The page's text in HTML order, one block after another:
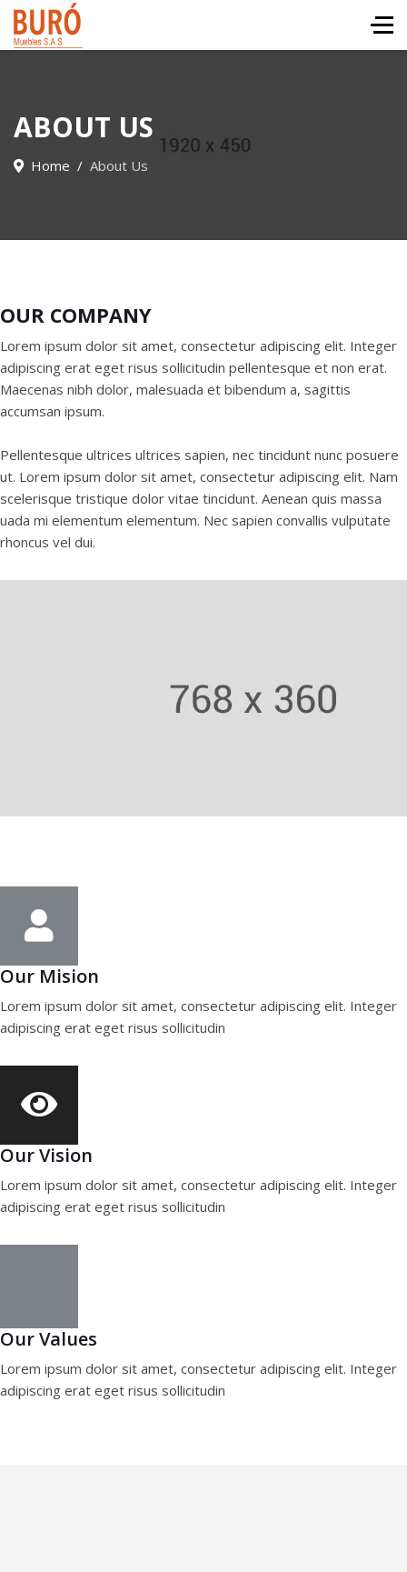
ABOUT US
Home About Us
OUR COMPANY
Lorem ipsum dolor sit amet, consectetur adipiscing elit. Integer
adipiscing erat eget risus sollicitudin pellentesque et non erat.
Maecenas nibh dolor, malesuada et bibendum a, sagittis
accumsan ipsum.
Pellentesque ultrices ultrices sapien, nec tincidunt nunc posuere
ut. Lorem ipsum dolor sit amet, consectetur adipiscing elit. Nam
scelerisque tristique dolor vitae tincidunt. Aenean quis massa
uada mi elementum elementum. Nec sapien convallis vulputate
rhoncus vel dui.
Our Mision
Lorem ipsum dolor sit amet, consectetur adipiscing elit. Integer
adipiscing erat eget risus sollicitudin
Our Vision
Lorem ipsum dolor sit amet, consectetur adipiscing elit. Integer
adipiscing erat eget risus sollicitudin
Our Values
Lorem ipsum dolor sit amet, consectetur adipiscing elit. Integer
adipiscing erat eget risus sollicitudin